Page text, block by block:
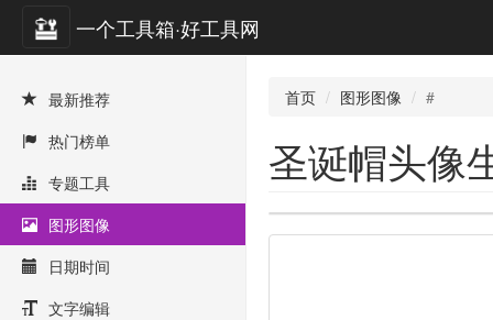
一个工具箱·好工具网
最新推荐
热门榜单
专题工具
图形图像
日期时间
文字编辑
首页 图形图像 #
圣诞帽头像